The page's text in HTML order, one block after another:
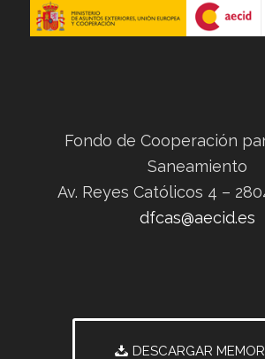
Fondo de Cooperación
Saneamiento
Av. Reyes Católicos 4 –
dfcas@aecid.es
DESCARGAR